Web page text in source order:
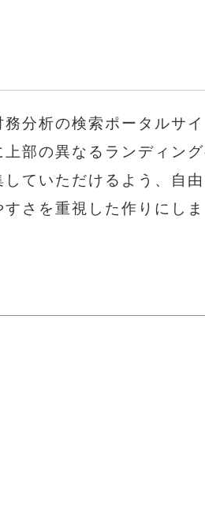
分析の検索ポータルサ
部の異なるランディン
ていただけるよう、自
さを重視した作りにしま